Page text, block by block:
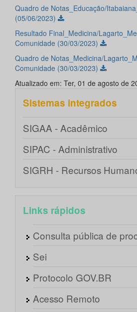
Quadro de Notas_Educação/
(05/06/2023)
Resultado Final_Medicina/
Comunidade (30/03/2023)
Quadro de Notas_Medicina/
Comunidade (30/03/2023)
Atualizado em: Ter, 01 de agosto de
Sistemas integrados
SIGAA - Acadêmico
SIPAC - Administrativo
SIGRH - Recursos
Links rápidos
Consulta pública de
Sei
Protocolo GOV.BR
Acesso Remoto